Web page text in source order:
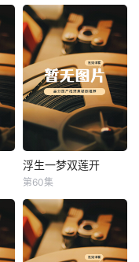
浮生一梦双莲开
浮生一梦双莲开
第60集